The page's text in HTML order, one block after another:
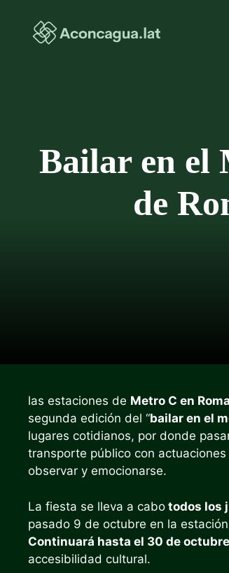
contenido
Bailar en el
de
las estaciones de Metro C en Roma
segunda edición del “bailar en el
lugares cotidianos, por donde
transporte público con
observar y emocionarse.
La fiesta se lleva a cabo todos los
pasado 9 de octubre en la
Continuará hasta el 30 de
accesibilidad cultural.